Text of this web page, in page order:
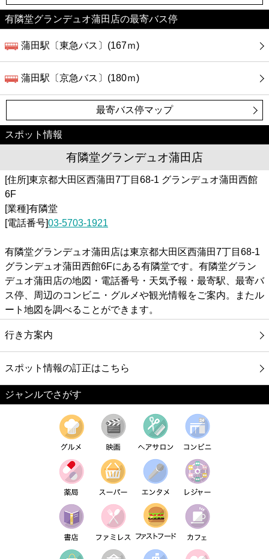
有隣堂グランデュオ蒲田店の最寄バス停
蒲田駅〔東急バス〕(167ｍ)
蒲田駅〔京急バス〕(180ｍ)
最寄バス停マップ
スポット情報
有隣堂グランデュオ蒲田店
[住所]東京都大田区西蒲田7丁目68-1 グランデュオ蒲田西館
6F
[業種]有隣堂
[電話番号]03-5703-1921
有隣堂グランデュオ蒲田店は東京都大田区西蒲田7丁目68-1
グランデュオ蒲田西館6Fにある有隣堂です。有隣堂グラン
デュオ蒲田店の地図・電話番号・天気予報・最寄駅、最寄バ
ス停、周辺のコンビニ・グルメや観光情報をご案内。またル
ート地図を調べることができます。
行き方案内
スポット情報の訂正はこちら
ジャンルでさがす